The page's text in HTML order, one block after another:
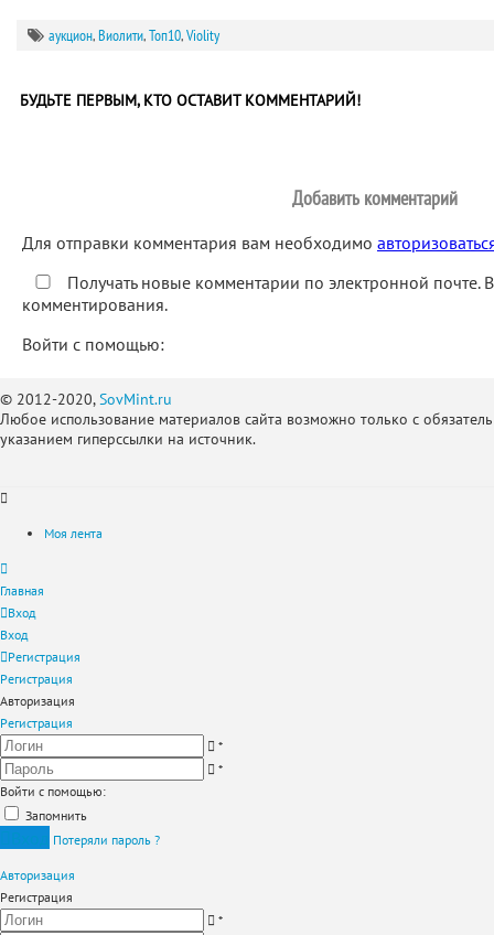
аукцион,Виолити,Топ10,Violity
БУДЬТЕ ПЕРВЫМ, КТО ОСТАВИТ КОММЕНТАРИЙ!
Добавить комментарий
Для отправки комментария вам необходимо
Получать новые комментарии по электронной почте.
комментирования.
Войти с помощью:
© 2012-2020,SovMint.ru
Любое использование материалов сайта возможно только с
указанием гиперссылки на источник.
Моя лента
Главная
Вход
Вход
Регистрация
Регистрация
Авторизация
Регистрация
*
*
Войти с помощью:
Запомнить
Потеряли пароль ?
Авторизация
Регистрация
*